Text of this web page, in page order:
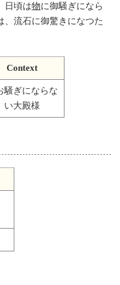
日頃は物に御騒ぎになら
、流石に御驚きになつた
Context
騒ぎにならな
い大殿様